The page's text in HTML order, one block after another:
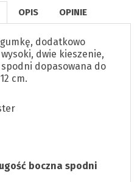
OPIS OPINIE
dodatkowo
dwie kieszenie,
dopasowana do
cm.
boczna spodni